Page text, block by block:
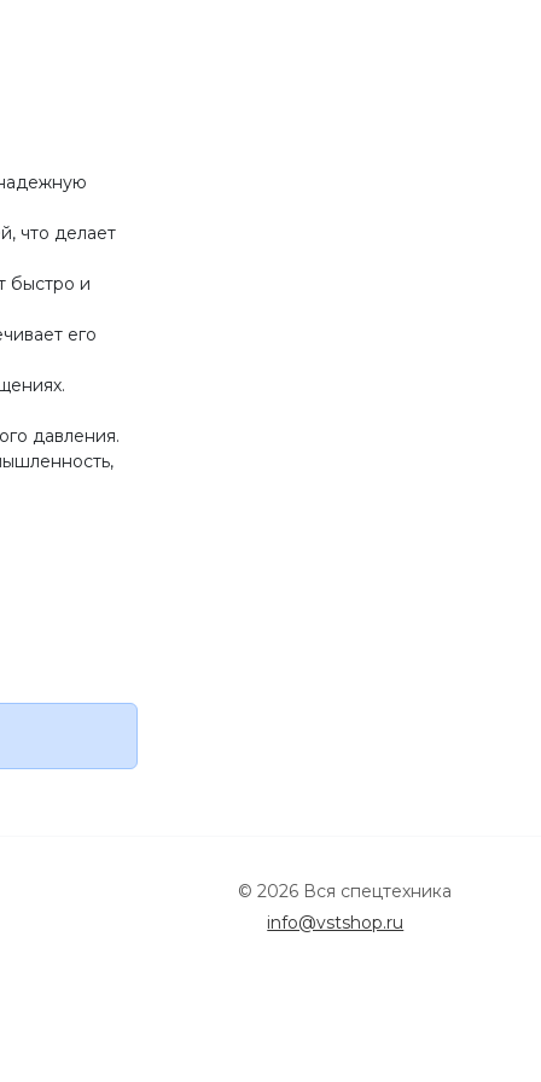
что делает
быстро и
его
давления.
© 2026 Вся спецтехника
info@vstshop.ru